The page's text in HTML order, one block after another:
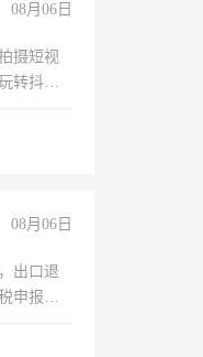
08月06日
摄短视
转抖音
转抖
08月06日
出口退
申报、
会计工